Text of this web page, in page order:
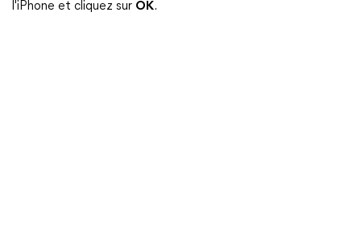
l'iPhone et cliquez sur OK.